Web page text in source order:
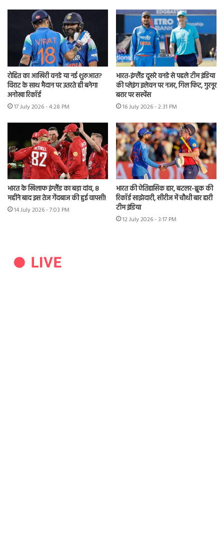
रोहित का आखिरी वनडे या नई शुरुआत?
विराट के साथ मैदान पर उतरते ही बनेगा
अनोखा रिकॉर्ड
17 July 2026 - 4:28 PM
भारत-इंग्लैंड दूसरे वनडे से पहले टीम इंडिया
की प्लेइंग इलेवन पर नजर, गिल फिट, गुरनूर
बरार पर सस्पेंस
16 July 2026 - 2:31 PM
भारत के खिलाफ इंग्लैंड का बड़ा दांव, 8
महीने बाद इस तेज गेंदबाज की हुई वापसी!
14 July 2026 - 7:03 PM
भारत की ऐतिहासिक हार, बटलर-ब्रूक की
रिकॉर्ड साझेदारी, सीरीज में चौथी बार हारी
टीम इंडिया
12 July 2026 - 3:17 PM